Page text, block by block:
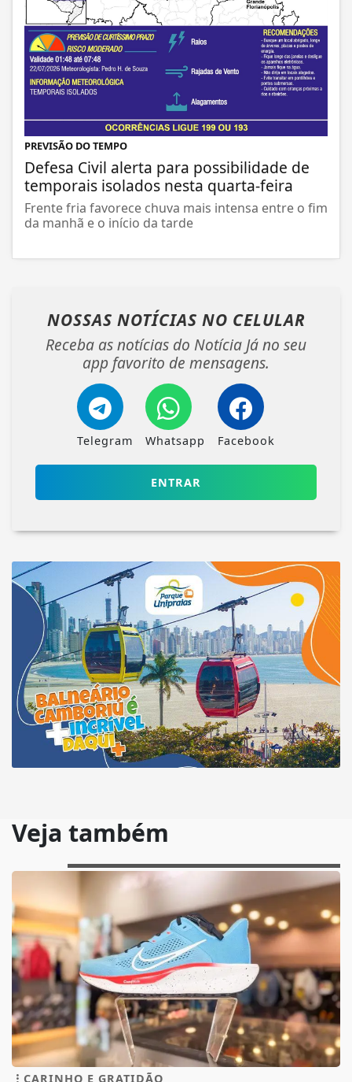
PREVISÃO DO TEMPO
Defesa Civil alerta para possibilidade de
temporais isolados nesta quarta-feira
Frente fria favorece chuva mais intensa entre o fim
da manhã e o início da tarde
NOSSAS NOTÍCIAS NO CELULAR
Receba as notícias do Notícia Já no seu
app favorito de mensagens.
Telegram Whatsapp Facebook
ENTRAR
Veja também
CARINHO E GRATIDÃO